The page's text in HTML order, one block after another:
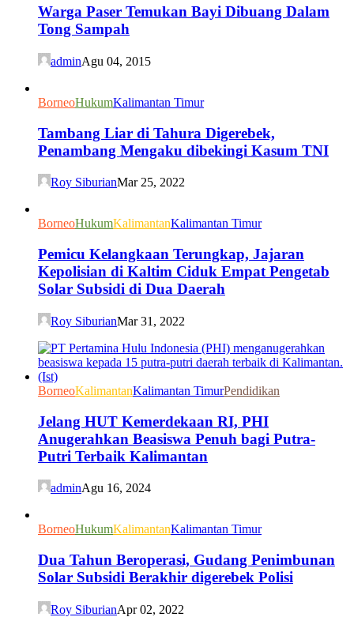
Warga Paser Temukan Bayi Dibuang Dalam
Tong Sampah
adminAgu 04, 2015
BorneoHukumKalimantan Timur
Tambang Liar di Tahura Digerebek,
Penambang Mengaku dibekingi Kasum TNI
Roy SiburianMar 25, 2022
BorneoHukumKalimantanKalimantan Timur
Pemicu Kelangkaan Terungkap, Jajaran
Kepolisian di Kaltim Ciduk Empat Pengetab
Solar Subsidi di Dua Daerah
Roy SiburianMar 31, 2022
BorneoKalimantanKalimantan TimurPendidikan
Jelang HUT Kemerdekaan RI, PHI
Anugerahkan Beasiswa Penuh bagi Putra-
Putri Terbaik Kalimantan
adminAgu 16, 2024
BorneoHukumKalimantanKalimantan Timur
Dua Tahun Beroperasi, Gudang Penimbunan
Solar Subsidi Berakhir digerebek Polisi
Roy SiburianApr 02, 2022